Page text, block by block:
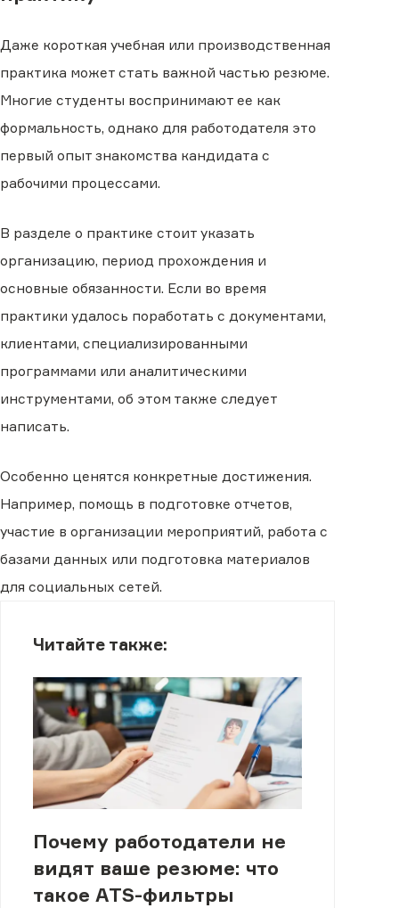
Даже короткая учебная или производственная
практика может стать важной частью резюме.
Многие студенты воспринимают ее как
формальность, однако для работодателя это
первый опыт знакомства кандидата с
рабочими процессами.
В разделе о практике стоит указать
организацию, период прохождения и
основные обязанности. Если во время
практики удалось поработать с документами,
клиентами, специализированными
программами или аналитическими
инструментами, об этом также следует
написать.
Особенно ценятся конкретные достижения.
Например, помощь в подготовке отчетов,
участие в организации мероприятий, работа с
базами данных или подготовка материалов
для социальных сетей.
Читайте также:
Почему работодатели не
видят ваше резюме: что
такое ATS-фильтры